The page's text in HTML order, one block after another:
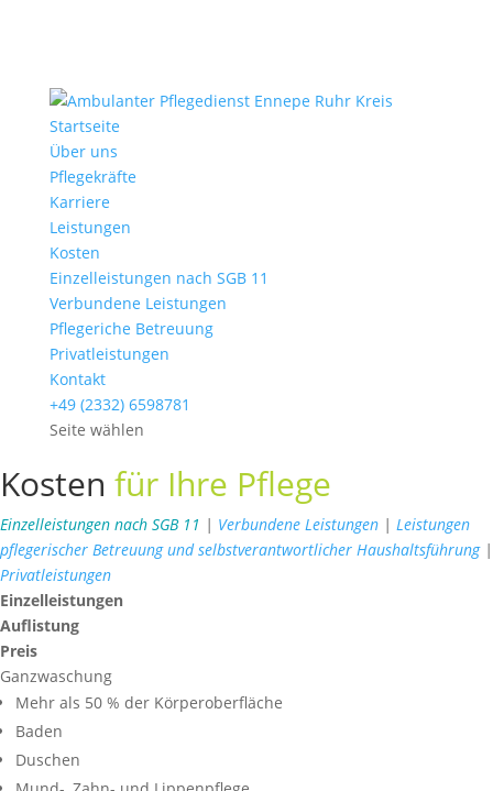
Startseite
Über uns
Pflegekräfte
Karriere
Leistungen
Kosten
Einzelleistungen nach SGB 11
Verbundene Leistungen
Pflegeriche Betreuung
Privatleistungen
Kontakt
+49 (2332) 6598781
Seite wählen
Kosten für Ihre Pflege
Einzelleistungen nach SGB 11 | Verbundene Leistungen | Leistungen
pflegerischer Betreuung und selbstverantwortlicher Haushaltsführung|
Privatleistungen
Einzelleistungen
Auflistung
Preis
Ganzwaschung
Mehr als 50 % der Körperoberfläche
Baden
Duschen